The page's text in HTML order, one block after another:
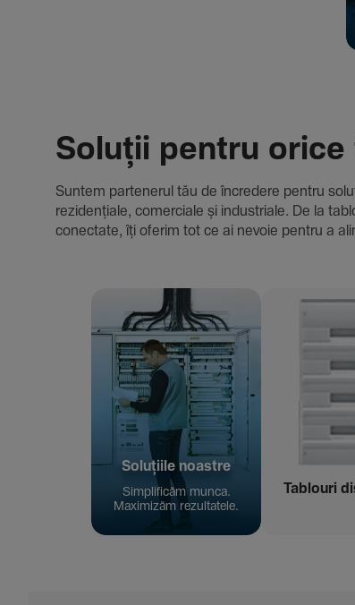
Soluții pentru
Suntem parte­nerul tău de încre­dere pentru
rezi­den­țiale, comer­ciale și indus­triale. De la
conec­tate, îți oferim tot ce ai nevoie pentru a
Solu­țiile noastre
Simpli­ficăm munca.
Maxi­mizăm rezul­ta­tele.
Tablouri